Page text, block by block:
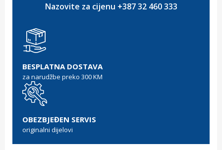
Nazovite za cijenu +387 32 460 333
BESPLATNA DOSTAVA
za narudžbe preko 300 KM
OBEZBJEĐEN SERVIS
originalni dijelovi